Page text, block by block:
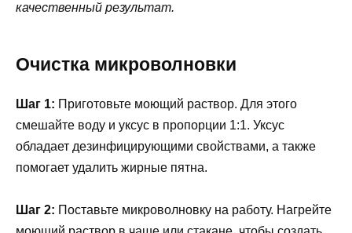
качественный результат.
Очистка микроволновки
Шаг 1: Приготовьте моющий раствор. Для этого
смешайте воду и уксус в пропорции 1:1. Уксус
обладает дезинфицирующими свойствами, а также
помогает удалить жирные пятна.
Шаг 2: Поставьте микроволновку на работу. Нагрейте